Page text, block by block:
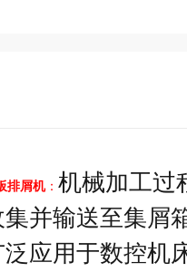
排屑机： 机械加工过
并输送至集屑
应用于数控机